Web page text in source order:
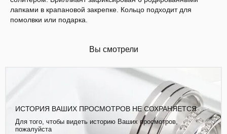
лапками в крапановой закрепке. Кольцо подходит для
помолвки или подарка.
Вы смотрели
ИСТОРИЯ ВАШИХ ПРОСМОТРОВ НЕ СОХРАНЯЕТСЯ
Для того, чтобы видеть историю Ваших просмотров,
пожалуйста